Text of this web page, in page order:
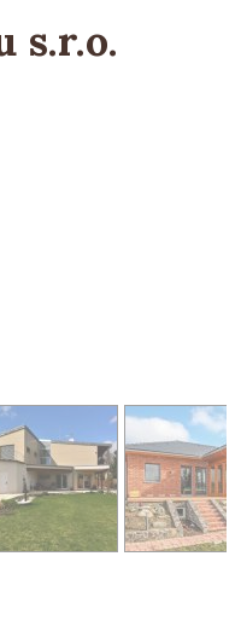
s.r.o.